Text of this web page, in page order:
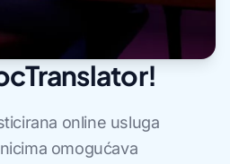
online usluga
omogućava